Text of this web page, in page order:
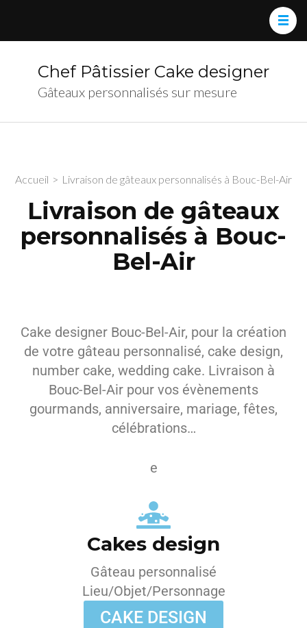
Chef Pâtissier Cake designer
Gâteaux personnalisés sur mesure
Accueil > Livraison de gâteaux personnalisés à Bouc-Bel-Air
Livraison de gâteaux
personnalisés à Bouc-
Bel-Air
Cake designer Bouc-Bel-Air, pour la création
de votre gâteau personnalisé, cake design,
number cake, wedding cake. Livraison à
Bouc-Bel-Air pour vos évènements
gourmands, anniversaire, mariage, fêtes,
célébrations…
e
Cakes design
Gâteau personnalisé
Lieu/Objet/Personnage
CAKE DESIGN